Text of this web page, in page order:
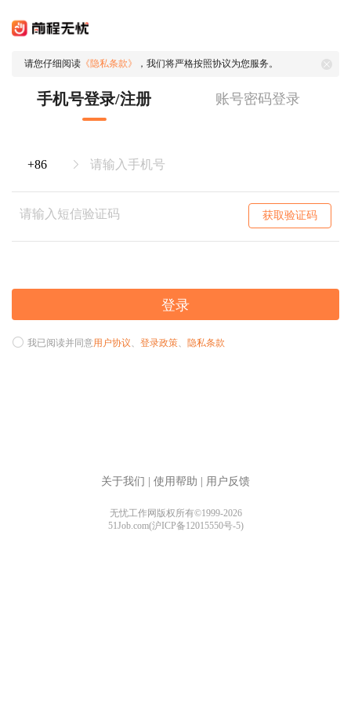
请您仔细阅读 《隐私条款》 ，我们将严格按照协议为您服务。
手机号登录/注册 账号密码登录
获取验证码
登录
我已阅读并同意用户协议、 登录政策、 隐私条款
关于我们 使用帮助 用户反馈
无忧工作网版权所有©1999-2026
51Job.com(沪ICP备12015550号-5)